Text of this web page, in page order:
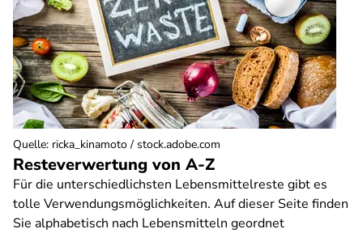
Resteverwertung von A-Z
Für die unterschiedlichsten Lebensmittelreste gibt es
tolle Verwendungsmöglichkeiten. Auf dieser Seite finden
Sie alphabetisch nach Lebensmitteln geordnet
Quelle: ricka_kinamoto / stock.adobe.com